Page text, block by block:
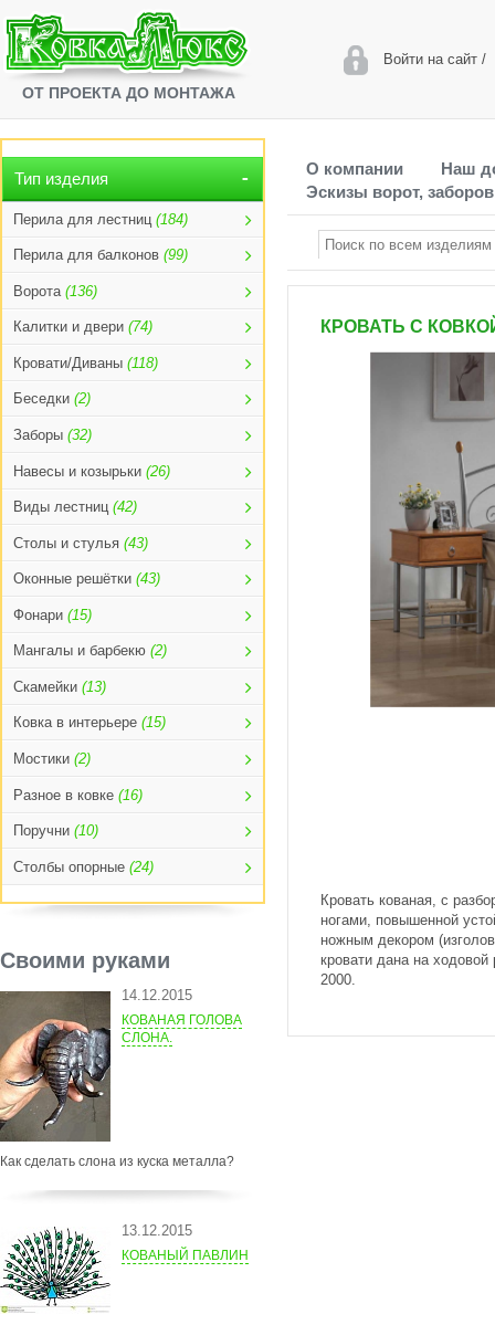
ОТ ПРОЕКТА ДО МОНТАЖА
Войти на сайт/
Тип изделия
Перила для лестниц (184)
Перила для балконов (99)
Ворота (136)
Калитки и двери (74)
Кровати/Диваны (118)
Беседки (2)
Заборы (32)
Навесы и козырьки (26)
Виды лестниц (42)
Столы и стулья (43)
Оконные решётки (43)
Фонари (15)
Мангалы и барбекю (2)
Скамейки (13)
Ковка в интерьере (15)
Мостики (2)
Разное в ковке (16)
Поручни (10)
Столбы опорные (24)
Своими руками
14.12.2015
КОВАНАЯ ГОЛОВА
СЛОНА.
Как сделать слона из куска металла?
13.12.2015
КОВАНЫЙ ПАВЛИН
О компании
Наш
Эскизы ворот, заборов
КРОВАТЬ С
Кровать кованая, с
ногами, повышенной
ножным декором
кровати дана на
2000.